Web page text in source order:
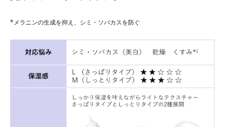
*メラニンの生成を抑え、シミ・ソバカスを防ぐ